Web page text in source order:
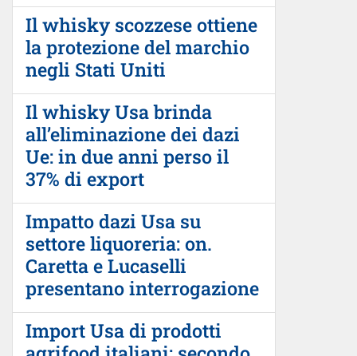
Il whisky scozzese ottiene
la protezione del marchio
negli Stati Uniti
Il whisky Usa brinda
all’eliminazione dei dazi
Ue: in due anni perso il
37% di export
Impatto dazi Usa su
settore liquoreria: on.
Caretta e Lucaselli
presentano interrogazione
Import Usa di prodotti